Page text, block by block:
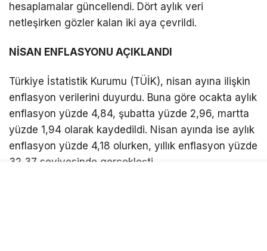
hesaplamalar güncellendi. Dört aylık veri
netleşirken gözler kalan iki aya çevrildi.
NİSAN ENFLASYONU AÇIKLANDI
Türkiye İstatistik Kurumu (TÜİK), nisan ayına ilişkin
enflasyon verilerini duyurdu. Buna göre ocakta aylık
enflasyon yüzde 4,84, şubatta yüzde 2,96, martta
yüzde 1,94 olarak kaydedildi. Nisan ayında ise aylık
enflasyon yüzde 4,18 olurken, yıllık enflasyon yüzde
32,37 seviyesinde gerçekleşti.